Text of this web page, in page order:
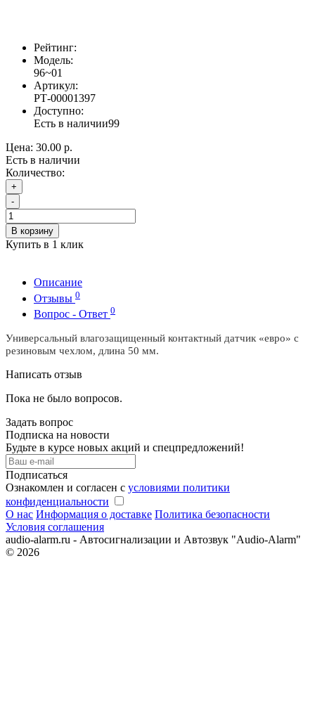
Рейтинг:
Модель:
96~01
Артикул:
РТ-00001397
Доступно:
Есть в наличии99
Цена: 30.00 р.
Есть в наличии
Количество:
+
-
В корзину
Купить в 1 клик
Описание
Отзывы 0
Вопрос - Ответ 0
Универсальный влагозащищенный контактный датчик «евро» с
резиновым чехлом, длина 50 мм.
Написать отзыв
Пока не было вопросов.
Задать вопрос
Подписка на новости
Будьте в курсе новых акций и спецпредложений!
Подписаться
Ознакомлен и согласен с условиями политики
конфиденциальности
О нас Информация о доставке Политика безопасности
Условия соглашения
audio-alarm.ru - Автосигнализации и Автозвук "Audio-Alarm"
© 2026